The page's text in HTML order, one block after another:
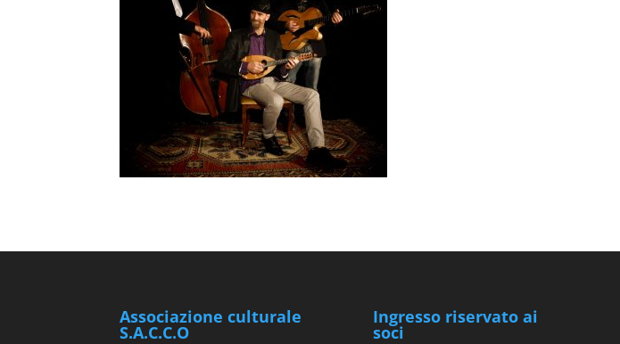
Associazione culturale
S.A.C.C.O
Ingresso riservato ai
soci